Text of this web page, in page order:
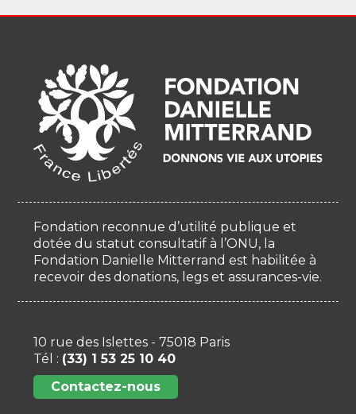
Fondation reconnue d’utilité publique et
dotée du statut consultatif à l’ONU, la
Fondation Danielle Mitterrand est habilitée à
recevoir des donations, legs et assurances-vie.
10 rue des Islettes - 75018 Paris
Tél : (33) 1 53 25 10 40
Contactez-nous